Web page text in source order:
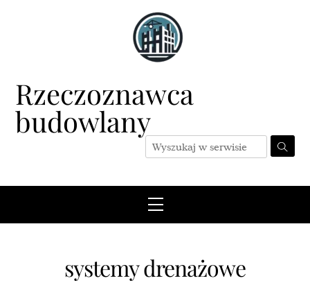
Rzeczoznawca
budowlany
Menu
systemy drenażowe